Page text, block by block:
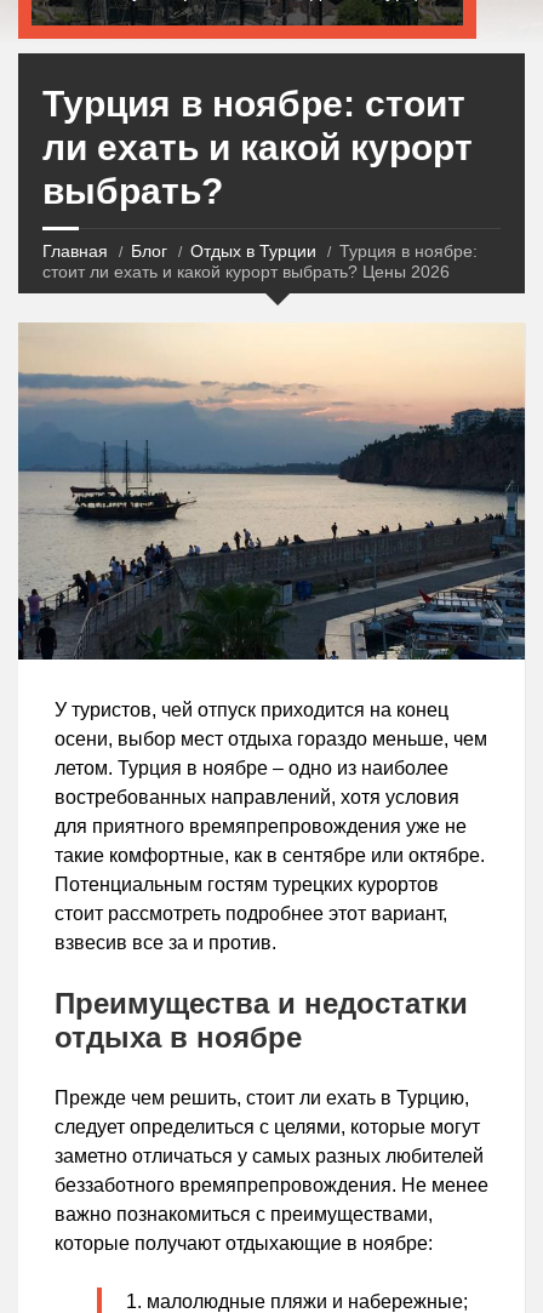
Турция в ноябре: стоит
ли ехать и какой курорт
выбрать?
Главная Блог Отдых в Турции
Турция в ноябре:
стоит ли ехать и какой курорт выбрать? Цены 2026
У туристов, чей отпуск приходится на конец
осени, выбор мест отдыха гораздо меньше, чем
летом. Турция в ноябре – одно из наиболее
востребованных направлений, хотя условия
для приятного времяпрепровождения уже не
такие комфортные, как в сентябре или октябре.
Потенциальным гостям турецких курортов
стоит рассмотреть подробнее этот вариант,
взвесив все за и против.
Преимущества и недостатки
отдыха в ноябре
Прежде чем решить, стоит ли ехать в Турцию,
следует определиться с целями, которые могут
заметно отличаться у самых разных любителей
беззаботного времяпрепровождения. Не менее
важно познакомиться с преимуществами,
которые получают отдыхающие в ноябре:
малолюдные пляжи и набережные;